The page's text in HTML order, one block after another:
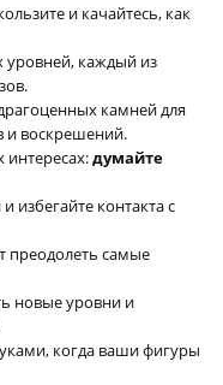
и качайтесь, как
уровней, каждый из
камней для
и воскрешений.
интересах:думайте
избегайте контакта с
преодолеть самые
новые уровни и
когда ваши фигуры